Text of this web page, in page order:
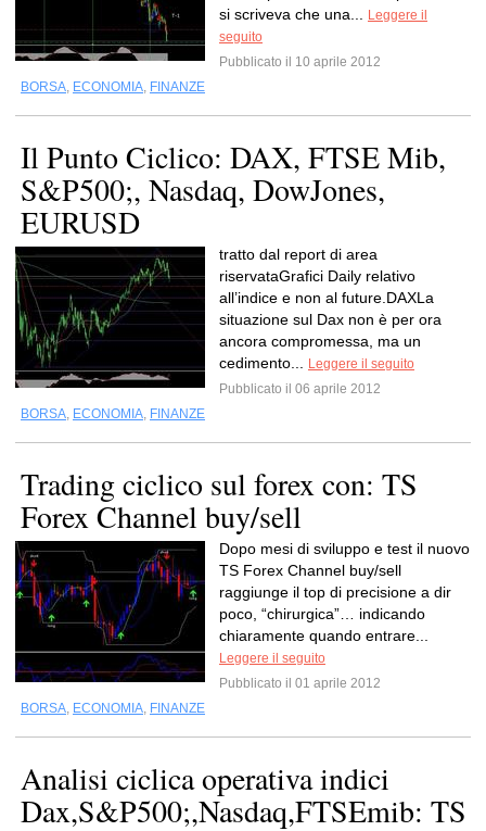
si scriveva che una...
Leggere il
seguito
Pubblicato il 10 aprile 2012
BORSA, ECONOMIA, FINANZE
Il Punto Ciclico: DAX, FTSE Mib,
S&P500;, Nasdaq, DowJones,
EURUSD
tratto dal report di area
riservataGrafici Daily relativo
all’indice e non al future.DAXLa
situazione sul Dax non è per ora
ancora compromessa, ma un
cedimento...
Leggere il seguito
Pubblicato il 06 aprile 2012
BORSA, ECONOMIA, FINANZE
Trading ciclico sul forex con: TS
Forex Channel buy/sell
Dopo mesi di sviluppo e test il nuovo
TS Forex Channel buy/sell
raggiunge il top di precisione a dir
poco, “chirurgica”… indicando
chiaramente quando entrare...
Leggere il seguito
Pubblicato il 01 aprile 2012
BORSA, ECONOMIA, FINANZE
Analisi ciclica operativa indici
Dax,S&P500;,Nasdaq,FTSEmib: TS